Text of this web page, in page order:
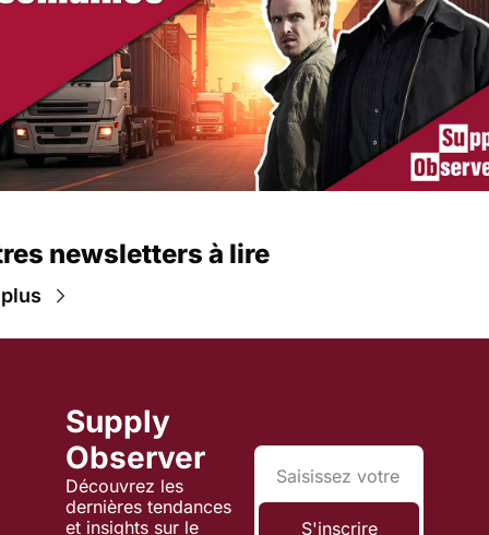
newsletters à lire
Supply
Observer
Découvrez les
dernières tendances
et insights sur le
S'inscrire